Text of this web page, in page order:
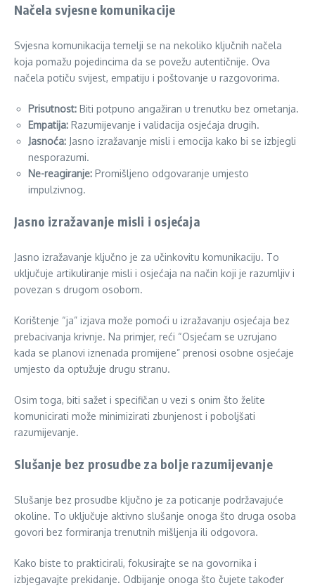
Načela svjesne komunikacije
Svjesna komunikacija temelji se na nekoliko ključnih načela
koja pomažu pojedincima da se povežu autentičnije. Ova
načela potiču svijest, empatiju i poštovanje u razgovorima.
Prisutnost: Biti potpuno angažiran u trenutku bez ometanja.
Empatija: Razumijevanje i validacija osjećaja drugih.
Jasnoća: Jasno izražavanje misli i emocija kako bi se izbjegli
nesporazumi.
Ne-reagiranje: Promišljeno odgovaranje umjesto
impulzivnog.
Jasno izražavanje misli i osjećaja
Jasno izražavanje ključno je za učinkovitu komunikaciju. To
uključuje artikuliranje misli i osjećaja na način koji je razumljiv i
povezan s drugom osobom.
Korištenje “ja” izjava može pomoći u izražavanju osjećaja bez
prebacivanja krivnje. Na primjer, reći “Osjećam se uzrujano
kada se planovi iznenada promijene” prenosi osobne osjećaje
umjesto da optužuje drugu stranu.
Osim toga, biti sažet i specifičan u vezi s onim što želite
komunicirati može minimizirati zbunjenost i poboljšati
razumijevanje.
Slušanje bez prosudbe za bolje razumijevanje
Slušanje bez prosudbe ključno je za poticanje podržavajuće
okoline. To uključuje aktivno slušanje onoga što druga osoba
govori bez formiranja trenutnih mišljenja ili odgovora.
Kako biste to prakticirali, fokusirajte se na govornika i
izbjegavajte prekidanje. Odbijanje onoga što čujete također